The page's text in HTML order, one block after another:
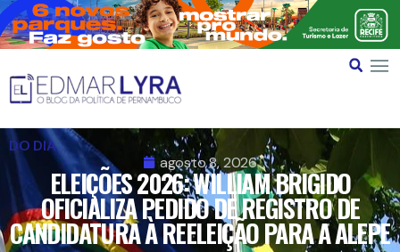
DO DIA
agosto 8, 2026
ELEIÇÕES 2026: WILLIAM BRIGIDO
OFICIALIZA PEDIDO DE REGISTRO DE
CANDIDATURA À REELEIÇÃO PARA A ALEPE